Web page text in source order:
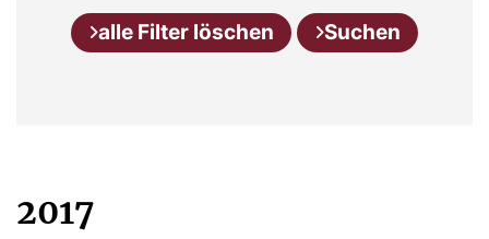
alle Filter löschen Suchen
2017